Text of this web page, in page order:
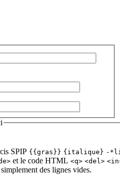
SPIP {{gras}} {italique} -
et le code HTML <q> <del>
des lignes vides.